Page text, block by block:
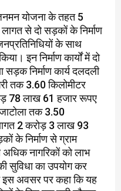
योजना के तहत 5
से दो सड़कों के निर्माण
के साथ
इन निर्माण कार्यों में दो
निर्माण कार्य दलदली
तक 3.60 किलोमीटर
78 लाख 61 हजार रूपए
तक 3.50
2 करोड़ 3 लाख 93
के निर्माण से ग्राम
नागरिकों को लाभ
सुविधा का उपयोग कर
इस अवसर पर कहा कि यह